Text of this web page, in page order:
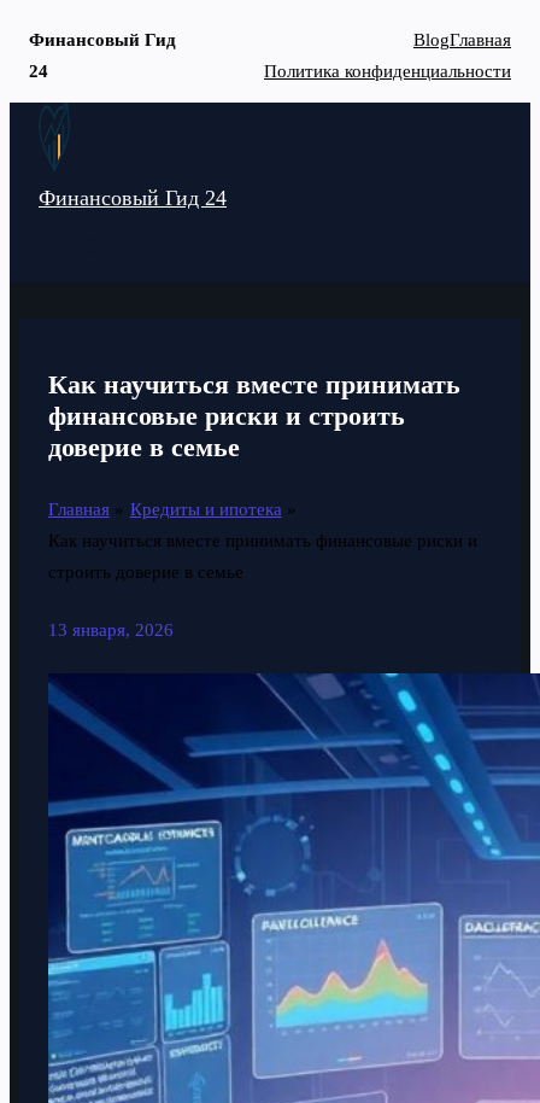
Финансовый Гид
24
BlogГлавная
Политика конфиденциальности
Перейти
Финансовый Гид 24
Как научиться вместе принимать
финансовые риски и строить
доверие в семье
Главная
Кредиты и ипотека
Как научиться вместе принимать финансовые риски и
строить доверие в семье
13 января, 2026